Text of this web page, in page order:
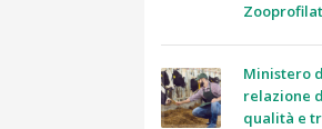
Ministero
relazione
qualità e